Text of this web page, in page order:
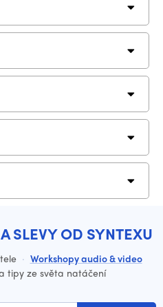
SLEVY OD SYNTEXU
· Workshopy audio & video
tipy ze světa natáčení